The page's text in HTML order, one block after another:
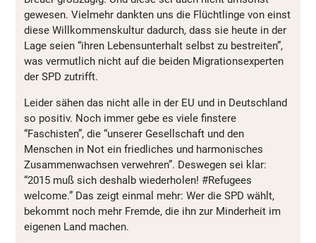
gewesen. Vielmehr dankten uns die Flüchtlinge von einst
diese Willkommenskultur dadurch, dass sie heute in der
Lage seien “ihren Lebensunterhalt selbst zu bestreiten”,
was vermutlich nicht auf die beiden Migrationsexperten
der SPD zutrifft.
Leider sähen das nicht alle in der EU und in Deutschland
so positiv. Noch immer gebe es viele finstere
“Faschisten”, die “unserer Gesellschaft und den
Menschen in Not ein friedliches und harmonisches
Zusammenwachsen verwehren”. Deswegen sei klar:
“2015 muß sich deshalb wiederholen! #Refugees
welcome.” Das zeigt einmal mehr: Wer die SPD wählt,
bekommt noch mehr Fremde, die ihn zur Minderheit im
eigenen Land machen.